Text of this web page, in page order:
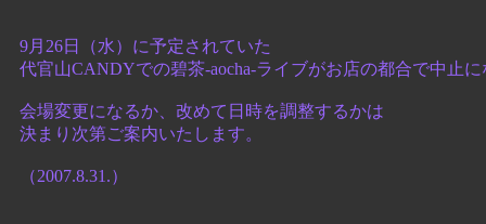
9月26日（水）に予定されていた
代官山CANDYでの碧茶-aocha-ライブがお店の都合で中止に
会場変更になるか、改めて日時を調整するかは
決まり次第ご案内いたします。
（2007.8.31.）